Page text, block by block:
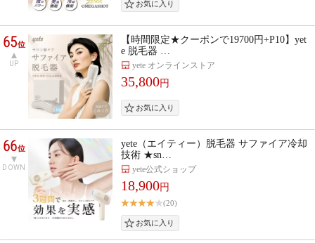
65位
UP
【時間限定★クーポンで19700円+P10】yet
e 脱毛器 …
yete オンラインストア
35,800円
66位
DOWN
yete（エイティー）脱毛器 サファイア冷却
技術 ★sn…
yete公式ショップ
18,900円
(20)